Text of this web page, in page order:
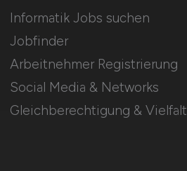
Informatik Jobs suchen
Jobfinder
Arbeitnehmer Registrierung
Social Media & Networks
Gleichberechtigung & Vielfalt